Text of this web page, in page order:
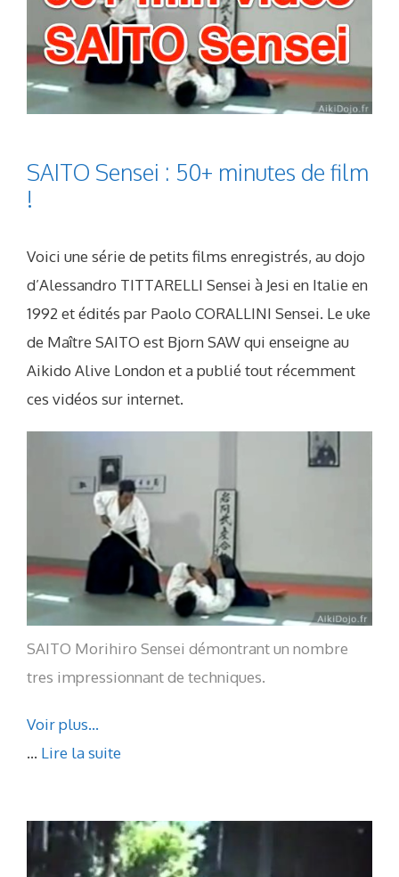
SAITO Sensei : 50+ minutes de film
!
Voici une série de petits films enregistrés, au dojo
d’Alessandro TITTARELLI Sensei à Jesi en Italie en
1992 et édités par Paolo CORALLINI Sensei. Le uke
de Maître SAITO est Bjorn SAW qui enseigne au
Aikido Alive London et a publié tout récemment
ces vidéos sur internet.
SAITO Morihiro Sensei démontrant un nombre
tres impressionnant de techniques.
Voir plus…
... Lire la suite